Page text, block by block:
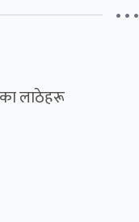
• • •
लाठेहरू